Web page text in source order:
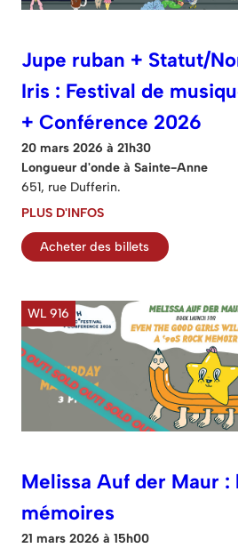
Jupe ruban + Statut/
Iris : Festival de
+ Conférence 2026
20 mars 2026 à 21h30
Longueur d'onde à Sainte-Anne
651, rue Dufferin.
PLUS D'INFOS
Acheter des billets
WL 916
Melissa Auf der Maur :
mémoires
21 mars 2026 à 15h00